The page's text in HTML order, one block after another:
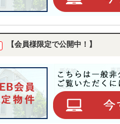
【会員様限定で公開中！】